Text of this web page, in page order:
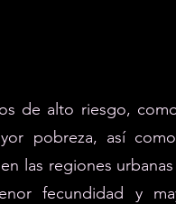
de alto riesgo,
pobreza, así
las regiones
fecundidad y